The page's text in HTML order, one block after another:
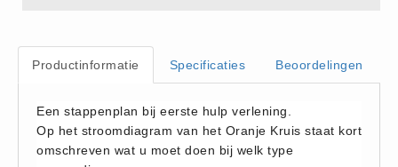
Beademings materialen (6)
BHV Kasten
BHV kasten (5)
BHV Kleding
Productinformatie Specificaties Beoordelingen
Een stappenplan bij eerste hulp verlening.
Op het stroomdiagram van het Oranje Kruis staat kort
omschreven wat u moet doen bij welk type